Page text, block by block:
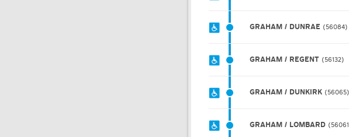
GRAHAM / DUNRAE 56084
GRAHAM / REGENT 56132
GRAHAM / DUNKIRK 56065
GRAHAM / LOMBARD 56061